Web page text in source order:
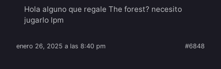
Hola alguno que regale The forest? necesito
jugarlo lpm
enero 26, 2025 a las 8:40 pm #6848